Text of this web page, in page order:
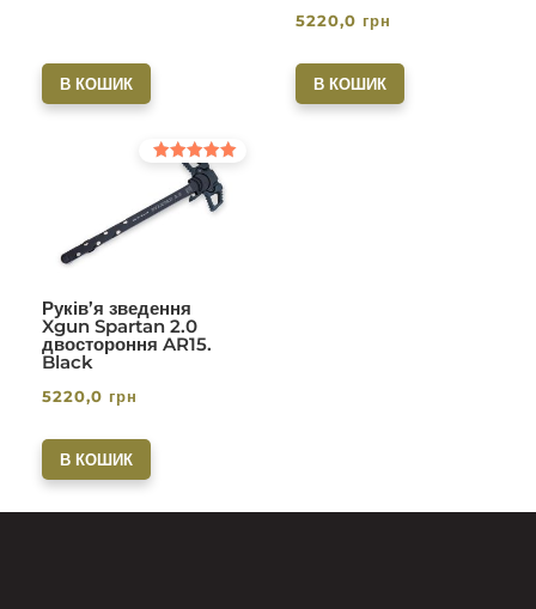
В КОШИК
5220,0 грн
В КОШИК
Руків’я зведення
Xgun Spartan 2.0
двостороння AR15.
Black
Оцінено в
з 5
5220,0 грн
В КОШИК